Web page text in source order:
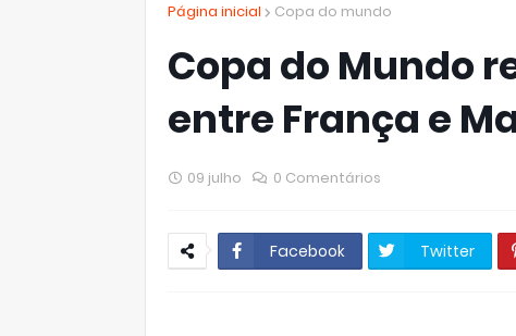
Página inicial Copa do mundo
Copa do Mundo
entre França e
09 julho 0 Comentários
Facebook Twitter